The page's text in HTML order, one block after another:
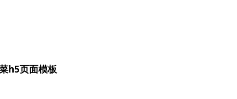
h5页面模板